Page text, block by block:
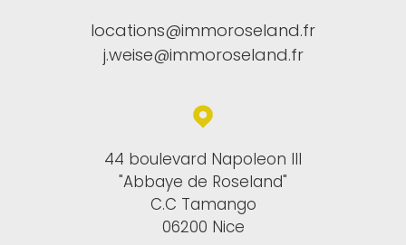
locations@immoroseland.fr
j.weise@immoroseland.fr
44 boulevard Napoleon III
"Abbaye de Roseland"
C.C Tamango
06200 Nice